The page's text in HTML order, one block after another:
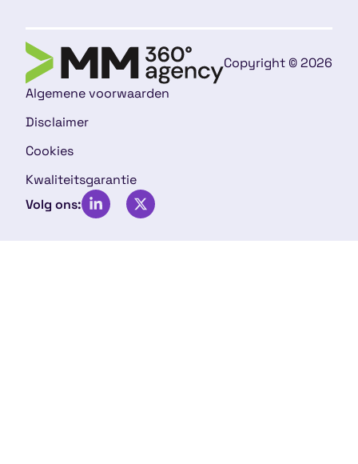
Copyright © 2026
Algemene voorwaarden
Disclaimer
Cookies
Kwaliteitsgarantie
Volg ons: